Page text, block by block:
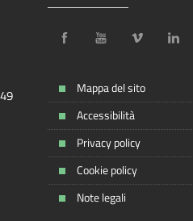
Mappa del sito
Accessibilità
Privacy policy
Cookie policy
Note legali